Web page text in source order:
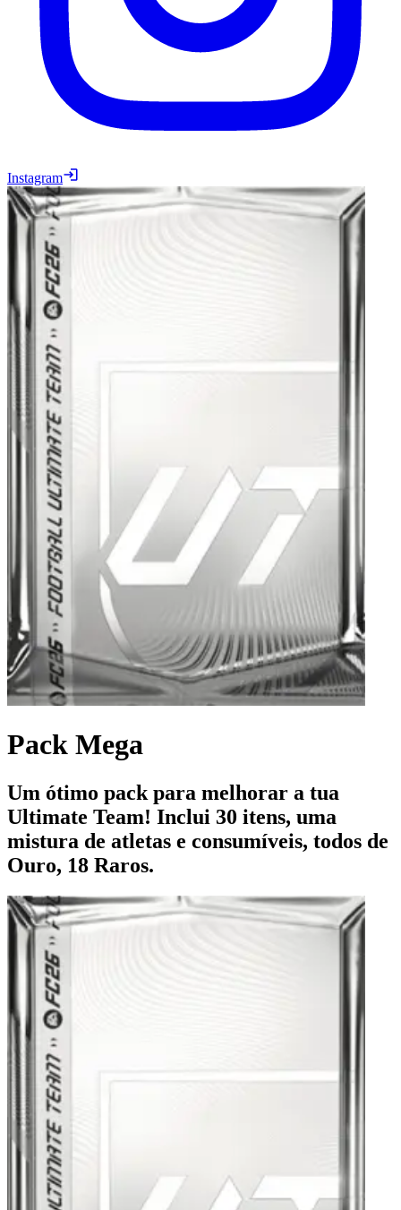
Instagram
Pack Mega
Um ótimo pack para melhorar a tua
Ultimate Team! Inclui 30 itens, uma
mistura de atletas e consumíveis, todos de
Ouro, 18 Raros.